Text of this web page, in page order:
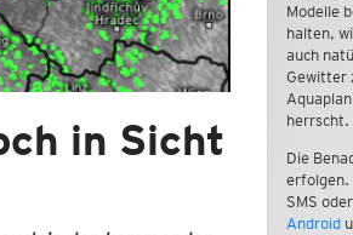
in Sicht
Modelle
halten,
auch
Gewitter
herrscht.
Die
erfolgen.
SMS
Android